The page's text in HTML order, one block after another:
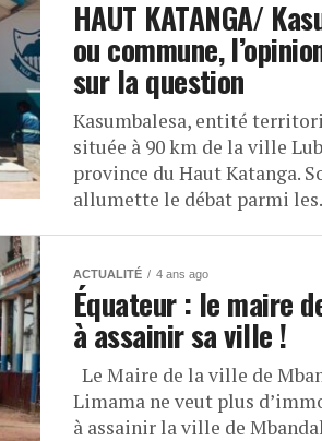
HAUT KATANGA/
ou commune,
sur la question
Kasumbalesa, entité
située à 90 km de la ville
province du Haut Katanga.
allumette le débat parmi
ACTUALITÉ 4 ans ago
Équateur : le maire
à assainir sa ville !
Le Maire de la ville de
Limama ne veut plus
à assainir la ville de